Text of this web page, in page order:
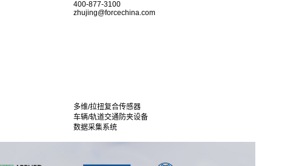
400-877-3100
zhujing@forcechina.com
多维/拉扭复合传感器
车辆/轨道交通防夹设备
数据采集系统